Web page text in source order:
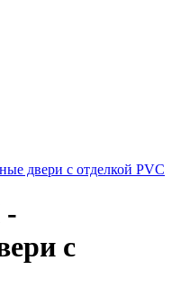
двери с отделкой PVC
-
с